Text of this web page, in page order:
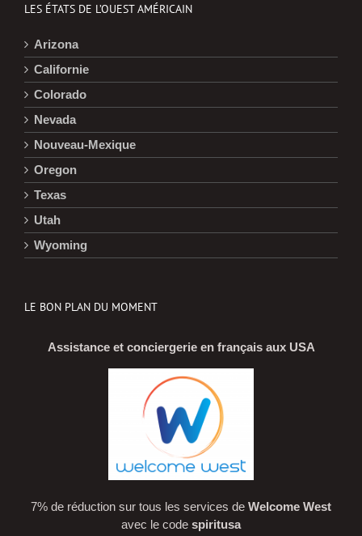
LES ÉTATS DE L’OUEST AMÉRICAIN
Arizona
Californie
Colorado
Nevada
Nouveau-Mexique
Oregon
Texas
Utah
Wyoming
LE BON PLAN DU MOMENT
Assistance et conciergerie en français aux USA
7% de réduction sur tous les services de Welcome West
avec le code spiritusa